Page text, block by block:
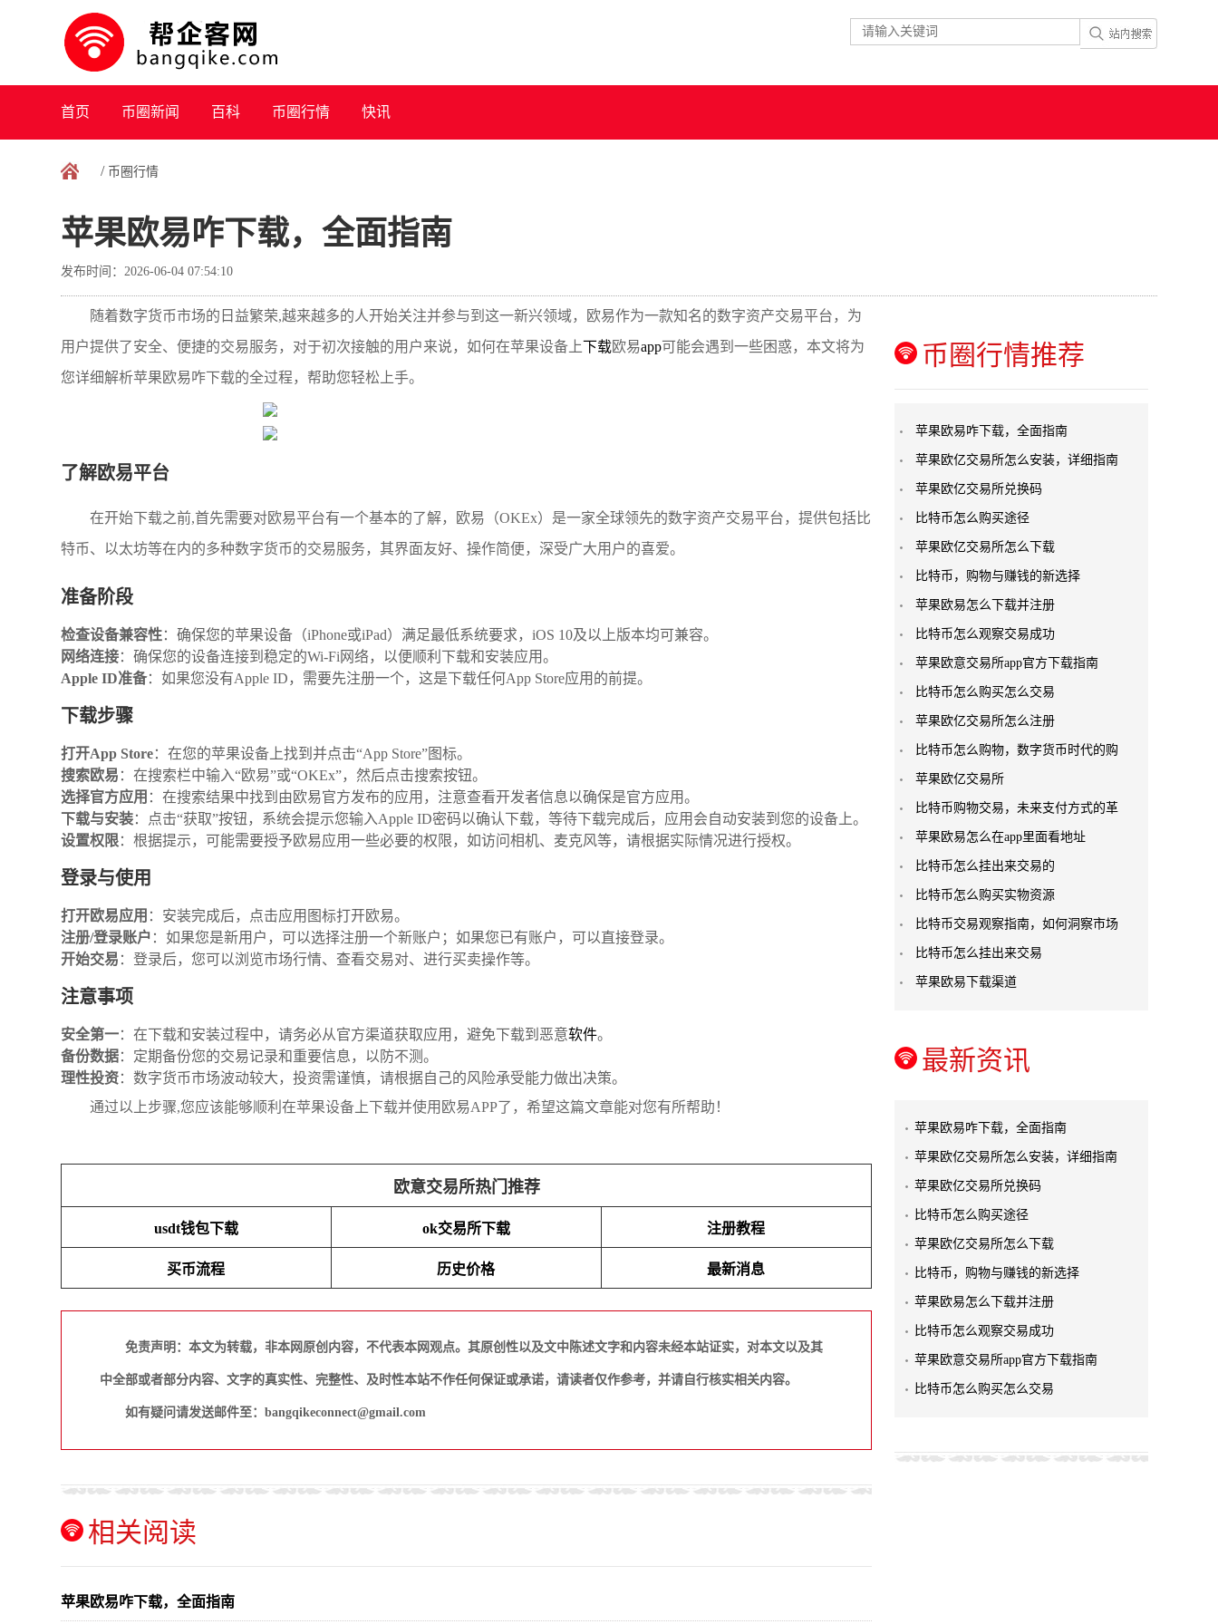
首页 币圈新闻 百科 币圈行情 快讯
/ 币圈行情
苹果欧易咋下载，全面指南
发布时间：2026-06-04 07:54:10
随着数字货币市场的日益繁荣,越来越多的人开始关注并参与到这一新兴领域，欧易作为一款知名的数字资产交易平台，为
用户提供了安全、便捷的交易服务，对于初次接触的用户来说，如何在苹果设备上下载欧易app可能会遇到一些困惑，本文将为
您详细解析苹果欧易咋下载的全过程，帮助您轻松上手。
了解欧易平台
在开始下载之前,首先需要对欧易平台有一个基本的了解，欧易（OKEx）是一家全球领先的数字资产交易平台，提供包括比
特币、以太坊等在内的多种数字货币的交易服务，其界面友好、操作简便，深受广大用户的喜爱。
准备阶段
检查设备兼容性：确保您的苹果设备（iPhone或iPad）满足最低系统要求，iOS 10及以上版本均可兼容。
网络连接：确保您的设备连接到稳定的Wi-Fi网络，以便顺利下载和安装应用。
Apple ID准备：如果您没有Apple ID，需要先注册一个，这是下载任何App Store应用的前提。
下载步骤
打开App Store：在您的苹果设备上找到并点击“App Store”图标。
搜索欧易 ：在搜索栏中输入“欧易”或“OKEx”，然后点击搜索按钮。
选择官方应用 ：在搜索结果中找到由欧易官方发布的应用，注意查看开发者信息以确保是官方应用。
下载与安装：点击“获取”按钮，系统会提示您输入Apple ID密码以确认下载，等待下载完成后，应用会自动安装到您的设备上。
设置权限：根据提示，可能需要授予欧易应用一些必要的权限，如访问相机、麦克风等，请根据实际情况进行授权。
登录与使用
打开欧易应用 ：安装完成后，点击应用图标打开欧易。
注册/登录账户 ：如果您是新用户，可以选择注册一个新账户；如果您已有账户，可以直接登录。
开始交易 ：登录后，您可以浏览市场行情、查看交易对、进行买卖操作等。
注意事项
安全第一：在下载和安装过程中，请务必从官方渠道获取应用，避免下载到恶意软件。
备份数据：定期备份您的交易记录和重要信息，以防不测。
理性投资：数字货币市场波动较大，投资需谨慎，请根据自己的风险承受能力做出决策。
通过以上步骤,您应该能够顺利在苹果设备上下载并使用欧易APP了，希望这篇文章能对您有所帮助！
欧意交易所热门推荐
usdt钱包下载 ok交易所下载 注册教程
买币流程 历史价格 最新消息
免责声明：本文为转载，非本网原创内容，不代表本网观点。其原创性以及文中陈述文字和内容未经本站证实，对本文以及其
中全部或者部分内容、文字的真实性、完整性、及时性本站不作任何保证或承诺，请读者仅作参考，并请自行核实相关内容。
如有疑问请发送邮件至：bangqikeconnect@gmail.com
相关阅读
苹果欧易咋下载，全面指南
币圈行情推荐
苹果欧易咋下载，全面指南
苹果欧亿交易所怎么安装，详细指南
苹果欧亿交易所兑换码
比特币怎么购买途径
苹果欧亿交易所怎么下载
比特币，购物与赚钱的新选择
苹果欧易怎么下载并注册
比特币怎么观察交易成功
苹果欧意交易所app官方下载指南
比特币怎么购买怎么交易
苹果欧亿交易所怎么注册
比特币怎么购物，数字货币时代的购
苹果欧亿交易所
比特币购物交易，未来支付方式的革
苹果欧易怎么在app里面看地址
比特币怎么挂出来交易的
比特币怎么购买实物资源
比特币交易观察指南，如何洞察市场
比特币怎么挂出来交易
苹果欧易下载渠道
最新资讯
苹果欧易咋下载，全面指南
苹果欧亿交易所怎么安装，详细指南
苹果欧亿交易所兑换码
比特币怎么购买途径
苹果欧亿交易所怎么下载
比特币，购物与赚钱的新选择
苹果欧易怎么下载并注册
比特币怎么观察交易成功
苹果欧意交易所app官方下载指南
比特币怎么购买怎么交易